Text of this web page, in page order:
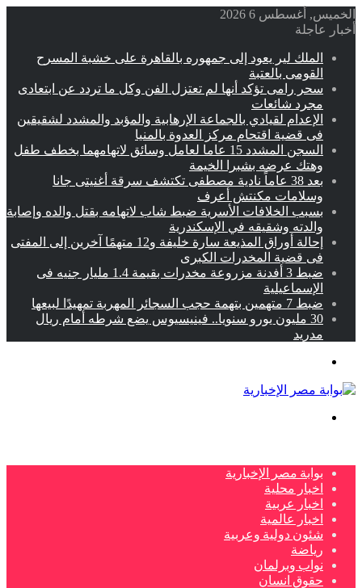
الخميس, أغسطس 6 2026
أخبار عاجلة
الملك لير يعود إلى جمهوره بالقاهرة على خشبة المسرح
القومى بالعتبة
سحر رامى تؤكد أنها لم تعتزل الفن وكل ما تردد عن ابتعادى
مجرد شائعات
الإعدام لقيادي بالجماعة الإرهابية والمؤبد والمشدد لشقيقين
فى قضية اقتحام مركز العدوة بالمنيا
السجن المشدد 15 عاما لعامل وسائق لاتهامهما بخطف طفل
وهتك عرضه بشبرا الخيمة
بعد 38 عاماً نادية مصطفى تكتشف سرقة أغنيتى جانا
وسلامات مكنتش أعرف
بسبب الخلافات الأسرية ضبط شاب لاتهامه بقتل والده وإصابة
والدته وشقيقه في الإسكندرية
إحالة أوراق المذيعة سارة خليفة و12 متهمًا آخرين إلى المفتى
فى قضية المخدرات الكبرى
ضبط 3 أفدنة مزروعة مخدرات بقيمة 1.4 مليار جنيه فى
الإسماعيلية
ضبط 7 متهمين بتهمة حجب السجائر المهربة تمهيدًا لبيعها
30 مليون يورو سنويا.. فينيسيوس يضع شرطه أمام ريال
مدريد
بوابة مصر الإخبارية
اخبار محلية
اخبار عربية
اخبار عالمية
شئون دولية وعربية
رياضة
نواب وبرلمان
حقوق انسان